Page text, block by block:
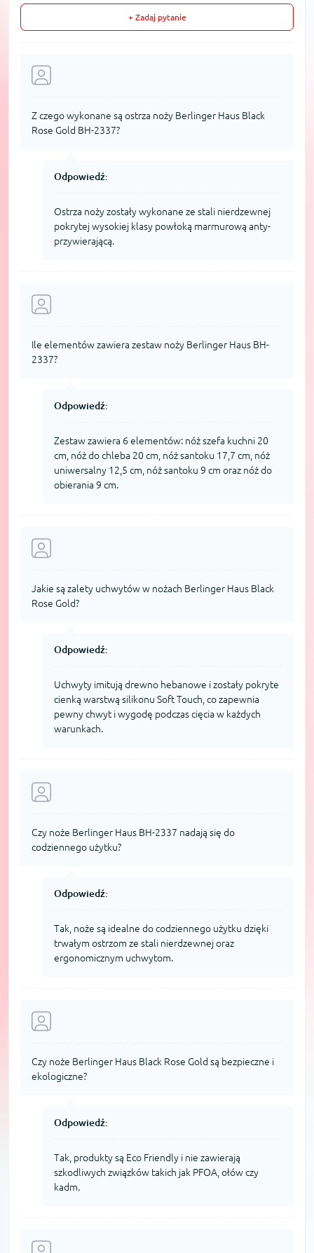
+ Zadaj pytanie
Z czego wykonane są ostrza noży Berlinger Haus Black
Rose Gold BH-2337?
Odpowiedź:
Ostrza noży zostały wykonane ze stali nierdzewnej
pokrytej wysokiej klasy powłoką marmurową anty-
przywierającą.
Ile elementów zawiera zestaw noży Berlinger Haus BH-
2337?
Odpowiedź:
Zestaw zawiera 6 elementów: nóż szefa kuchni 20
cm, nóż do chleba 20 cm, nóż santoku 17,7 cm, nóż
uniwersalny 12,5 cm, nóż santoku 9 cm oraz nóż do
obierania 9 cm.
Jakie są zalety uchwytów w nożach Berlinger Haus Black
Rose Gold?
Odpowiedź:
Uchwyty imitują drewno hebanowe i zostały pokryte
cienką warstwą silikonu Soft Touch, co zapewnia
pewny chwyt i wygodę podczas cięcia w każdych
warunkach.
Czy noże Berlinger Haus BH-2337 nadają się do
codziennego użytku?
Odpowiedź:
Tak, noże są idealne do codziennego użytku dzięki
trwałym ostrzom ze stali nierdzewnej oraz
ergonomicznym uchwytom.
Czy noże Berlinger Haus Black Rose Gold są bezpieczne i
ekologiczne?
Odpowiedź:
Tak, produkty są Eco Friendly i nie zawierają
szkodliwych związków takich jak PFOA, ołów czy
kadm.